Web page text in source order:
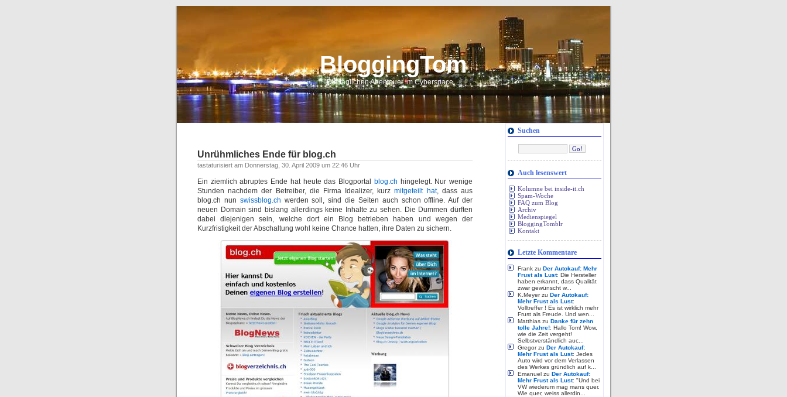
BloggingTom
Die täglichen Abenteuer im Cyberspace…
Unrühmliches Ende für blog.ch
tastaturisiert am Donnerstag, 30. April 2009 um 22:46 Uhr
Ein ziemlich abruptes Ende hat heute das Blogportal blog.ch hingelegt. Nur wenige
Stunden nachdem der Betreiber, die Firma Idealizer, kurzmitgeteilt hat, dass aus
blog.ch nun swissblog.ch werden soll, sind die Seiten auch schon offline. Auf der
neuen Domain sind bislang allerdings keine Inhalte zu sehen. Die Dummen dürften
dabei diejenigen sein, welche dort ein Blog betrieben haben und wegen der
Kurzfristigkeit der Abschaltung wohl keine Chance hatten, ihre Daten zu sichern.
Suchen
Auch lesenswert
Kolumne bei inside-it.ch
Spam-Woche
FAQ zum Blog
Archiv
Medienspiegel
BloggingTomblr
Kontakt
Letzte Kommentare
Frank zu Der Autokauf: Mehr
Frust als Lust: Die Hersteller
haben erkannt, dass Qualität
zwar gewünscht w...
K.Meyer zu Der Autokauf:
Mehr Frust als Lust:
Volltreffer ! Es ist wirklich mehr
Frust als Freude. Und wen...
Matthias zu Danke für zehn
tolle Jahre!: Hallo Tom! Wow,
wie die Zeit vergeht!
Selbstverständlich auc...
Gregor zu Der Autokauf:
Mehr Frust als Lust: Jedes
Auto wird vor dem Verlassen
des Werkes gründlich auf k...
Emanuel zu Der Autokauf:
Mehr Frust als Lust: "Und bei
VW wiederum mag mans quer.
Wie quer, weiss allerdin...